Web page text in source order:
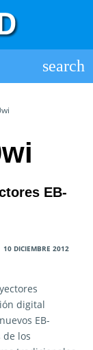
EB-
10 DICIEMBRE 2012
digital
EB-
de los